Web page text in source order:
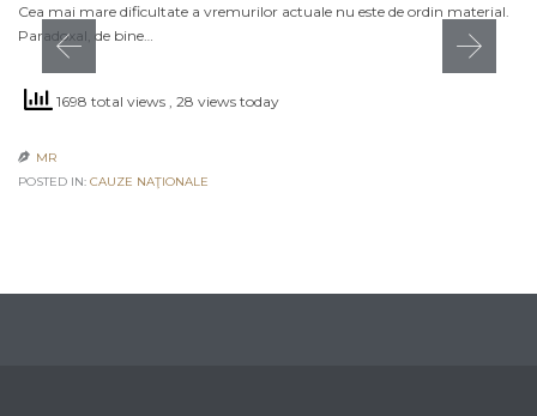
Cea mai mare dificultate a vremurilor actuale nu este de ordin material.
Paradoxal, de bine…
1698 total views , 28 views today
 MR
POSTED IN: CAUZE NAŢIONALE